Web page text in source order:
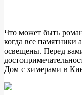
Что может быть
когда все памятники
освещены. Перед
Дом с химерами в